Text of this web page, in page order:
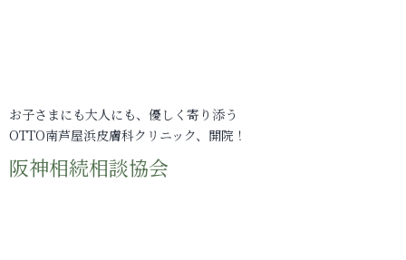
お子さまにも大人にも、優しく寄り添う
OTTO南芦屋浜皮膚科クリニック、開院！
阪神相続相談協会